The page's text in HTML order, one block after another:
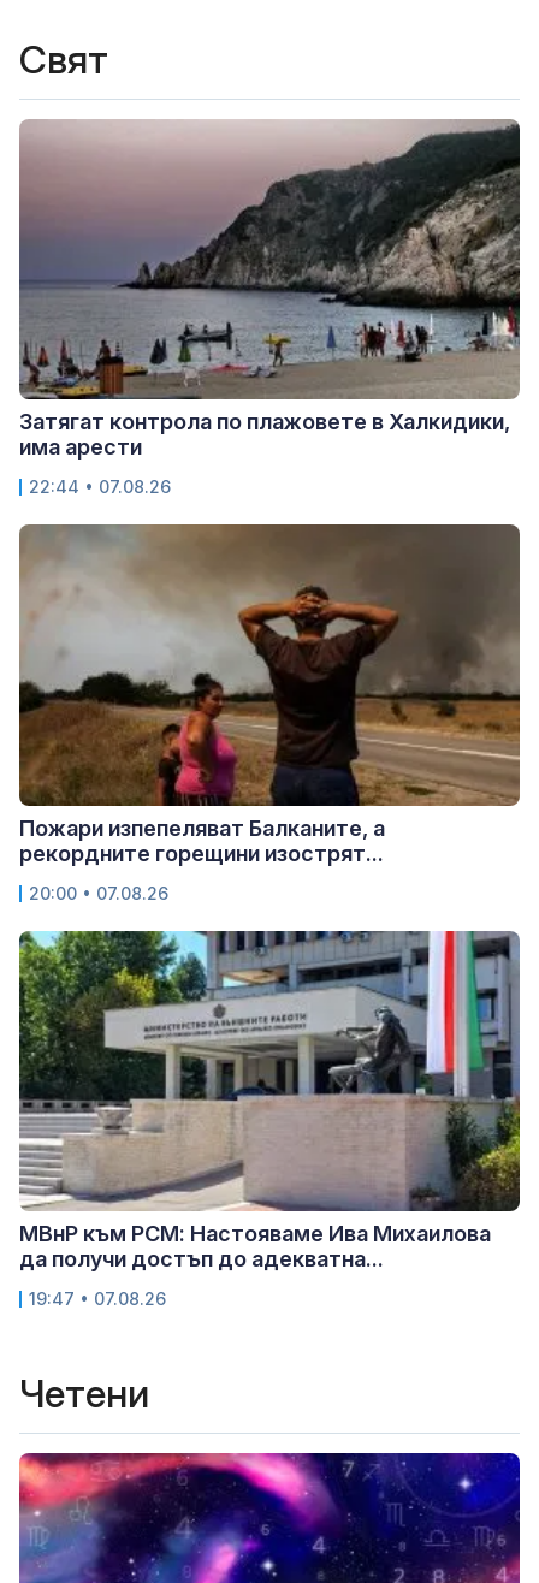
Свят
Затягат контрола по плажовете в Халкидики,
има арести
22:44 • 07.08.26
Пожари изпепеляват Балканите, а
рекордните горещини изострят...
20:00 • 07.08.26
МВнР към РСМ: Настояваме Ива Михаилова
да получи достъп до адекватна...
19:47 • 07.08.26
Четени